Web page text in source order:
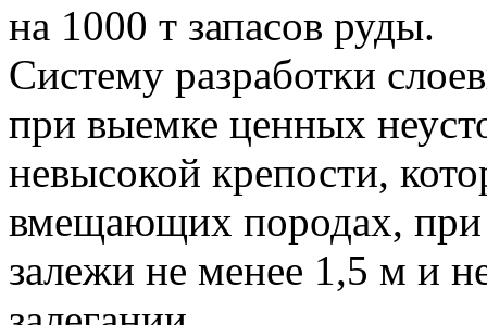
на 1000 т запасов руды.
Систему разработки
при выемке ценных
невысокой крепости,
вмещающих породах,
залежи не менее 1,5 м и